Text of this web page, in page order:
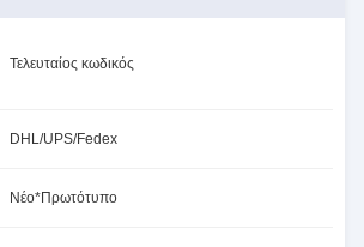
Τελευταίος κωδικός
DHL/UPS/Fedex
Νέο*Πρωτότυπο